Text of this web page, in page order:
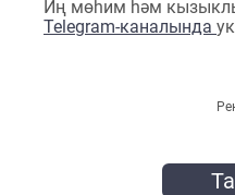
Иң мөһим һәм
Telegram-каналында